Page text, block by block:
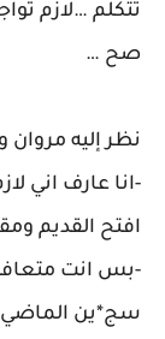
تتكلم …لازم
صح …
نظر إليه
-انا عارف اني
افتح القديم
-بس انت
سج*ين الماضي